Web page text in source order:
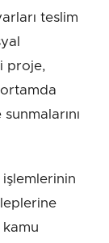
teslim
proje,
kamu